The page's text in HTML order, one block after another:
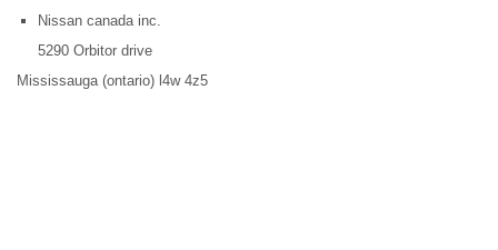
Nissan canada inc.
5290 Orbitor drive
Mississauga (ontario) l4w 4z5